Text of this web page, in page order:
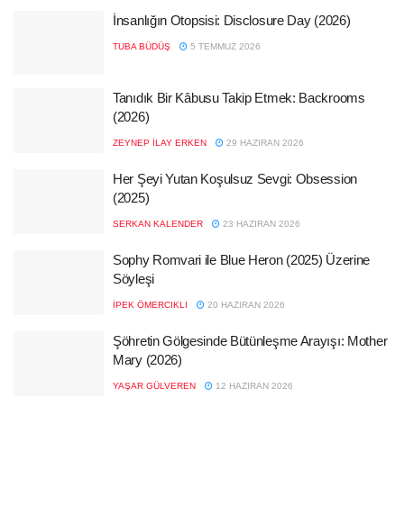
İnsanlığın Otopsisi: Disclosure Day (2026)
TUBA BÜDÜŞ 5 TEMMUZ 2026
Tanıdık Bir Kâbusu Takip Etmek: Backrooms
(2026)
ZEYNEP İLAY ERKEN 29 HAZIRAN 2026
Her Şeyi Yutan Koşulsuz Sevgi: Obsession
(2025)
SERKAN KALENDER 23 HAZIRAN 2026
Sophy Romvari ile Blue Heron (2025) Üzerine
Söyleşi
İPEK ÖMERCIKLI 20 HAZIRAN 2026
Şöhretin Gölgesinde Bütünleşme Arayışı: Mother
Mary (2026)
YAŞAR GÜLVEREN 12 HAZIRAN 2026